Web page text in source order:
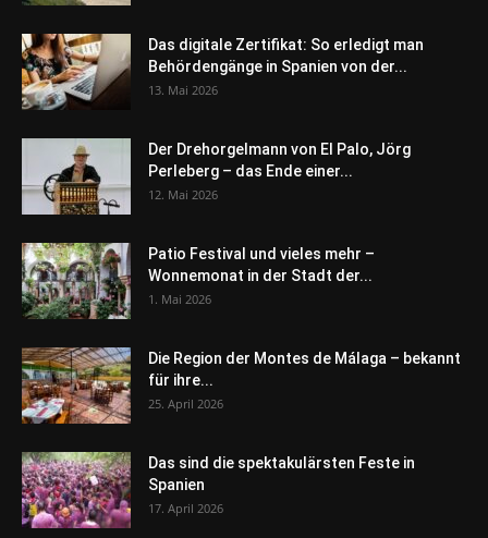
Das digitale Zertifikat: So erledigt man
Behördengänge in Spanien von der...
13. Mai 2026
Der Drehorgelmann von El Palo, Jörg
Perleberg – das Ende einer...
12. Mai 2026
Patio Festival und vieles mehr –
Wonnemonat in der Stadt der...
1. Mai 2026
Die Region der Montes de Málaga – bekannt
für ihre...
25. April 2026
Das sind die spektakulärsten Feste in
Spanien
17. April 2026